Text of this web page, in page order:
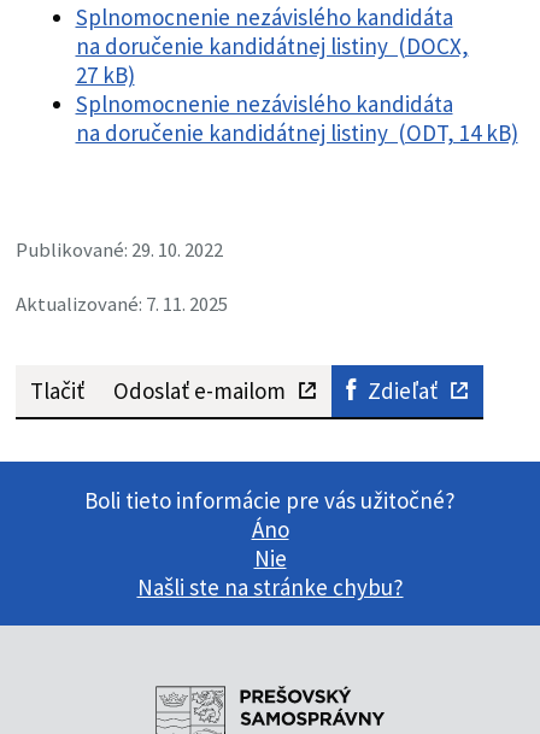
Splnomocnenie nezávislého kandidáta
na doručenie kandidátnej listiny (DOCX,
27 kB)
Splnomocnenie nezávislého kandidáta
na doručenie kandidátnej listiny (ODT, 14 kB)
Publikované: 29. 10. 2022
Aktualizované: 7. 11. 2025
Tlačiť Odoslať e-mailom Zdieľať
Boli tieto informácie pre vás užitočné?
Áno
Nie
Našli ste na stránke chybu?